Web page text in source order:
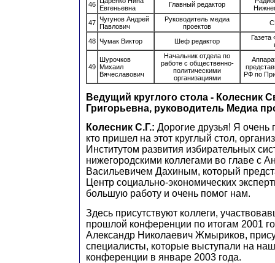
46 Евгеньевна
Главный редактор
47 Чугунов Андрей
Павлович
Руководитель медиа
проектов
48 Чумак Виктор Шеф редактор
Газета
49
Шурочков
Михаил
Вячеславович
Начальник отдела по
работе с общественно-
политическими
организациями
РФ по
Ведущий круглого стола - Колесник
Григорьевна, руководитель Медиа
Колесник С.Г.: Дорогие друзья! Я очень
кто пришел на этот круглый стол,
Институтом развития избирательных
нижегородскими коллегами во главе с
Васильевичем Дахиным, который
Центр социально-экономических
большую работу и очень помог нам.
Здесь присутствуют коллеги,
прошлой конференции по итогам 2001
Александр Николаевич Жмыриков,
специалисты, которые выступали на
конференции в январе 2003 года.